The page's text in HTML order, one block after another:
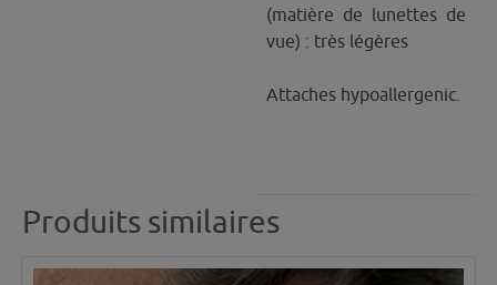
(matière de lunettes de
vue) : très légères
Attaches hypoallergenic.
Produits similaires